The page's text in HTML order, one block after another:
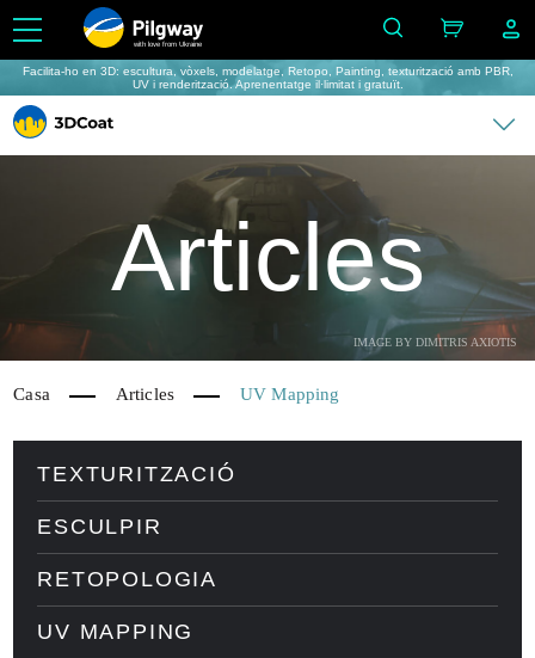
with love from Ukraine
Facilita-ho en 3D: escultura, vòxels, modelatge, Retopo, Painting, texturització amb PBR,
UV i renderització. Aprenentatge il·limitat i gratuït.
IMAGE BY DIMITRIS AXIOTIS
Articles
Casa Articles UV Mapping
TEXTURITZACIÓ
ESCULPIR
RETOPOLOGIA
UV MAPPING